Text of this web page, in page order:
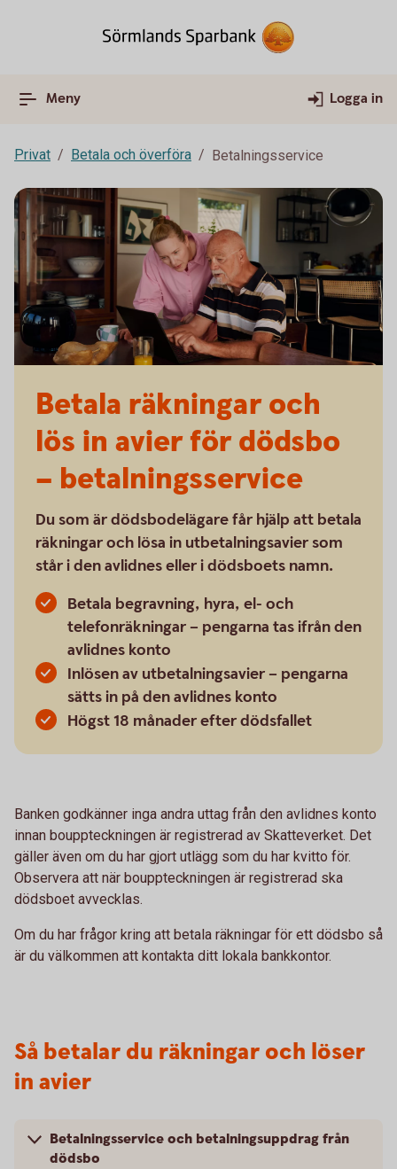
Meny Logga in
Privat Betala och överföra Betalningsservice
Betala räkningar och
lös in avier för dödsbo
– betalningsservice
Du som är dödsbodelägare får hjälp att betala
räkningar och lösa in utbetalningsavier som
står i den avlidnes eller i dödsboets namn.
Betala begravning, hyra, el- och
telefonräkningar – pengarna tas ifrån den
avlidnes konto
Inlösen av utbetalningsavier – pengarna
sätts in på den avlidnes konto
Högst 18 månader efter dödsfallet
Banken godkänner inga andra uttag från den avlidnes konto
innan bouppteckningen är registrerad av Skatteverket. Det
gäller även om du har gjort utlägg som du har kvitto för.
Observera att när bouppteckningen är registrerad ska
dödsboet avvecklas.
Om du har frågor kring att betala räkningar för ett dödsbo så
är du välkommen att kontakta ditt lokala bankkontor.
Så betalar du räkningar och löser
in avier
Betalningsservice och betalningsuppdrag från
dödsbo